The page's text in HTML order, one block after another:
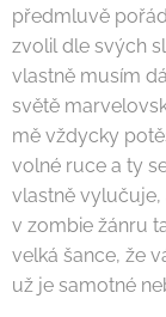
předmluvě
zvolil dle svých
vlastně musím
světě
mě vždycky
volné ruce a ty
vlastně vylučuje,
v zombie žánru
velká šance, že
už je samotné